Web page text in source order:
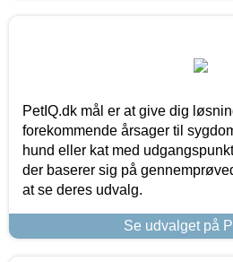
PetIQ.dk mål er at give dig
forekommende årsager til
hund eller kat med
der baserer sig på
at se deres udvalg.
Se udvalget på